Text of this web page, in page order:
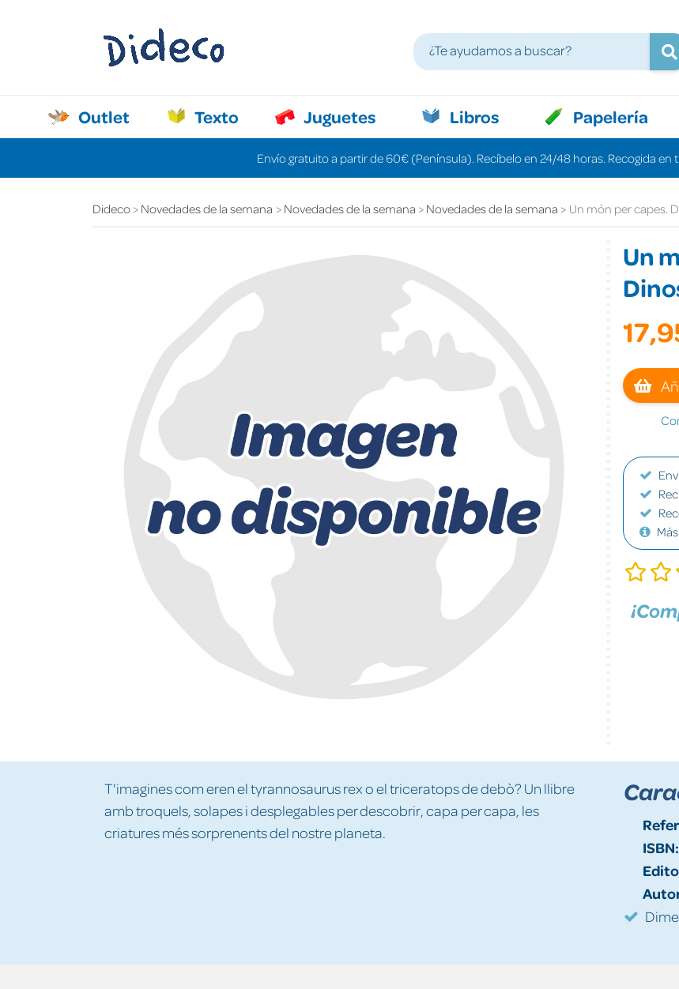
Outlet Texto Juguetes Libros Papelería
Envío gratuito a partir de 60€ (Península). Recíbelo en 24/48 horas. Recogida en
Dideco Novedades de la semana Novedades de la semana Novedades de la semana Un món per capes.
Un
T'imagines com eren el tyrannosaurus rex o el triceratops de debò? Un llibre
amb troquels, solapes i desplegables per descobrir, capa per capa, les
criatures més sorprenents del nostre planeta.
ISBN: